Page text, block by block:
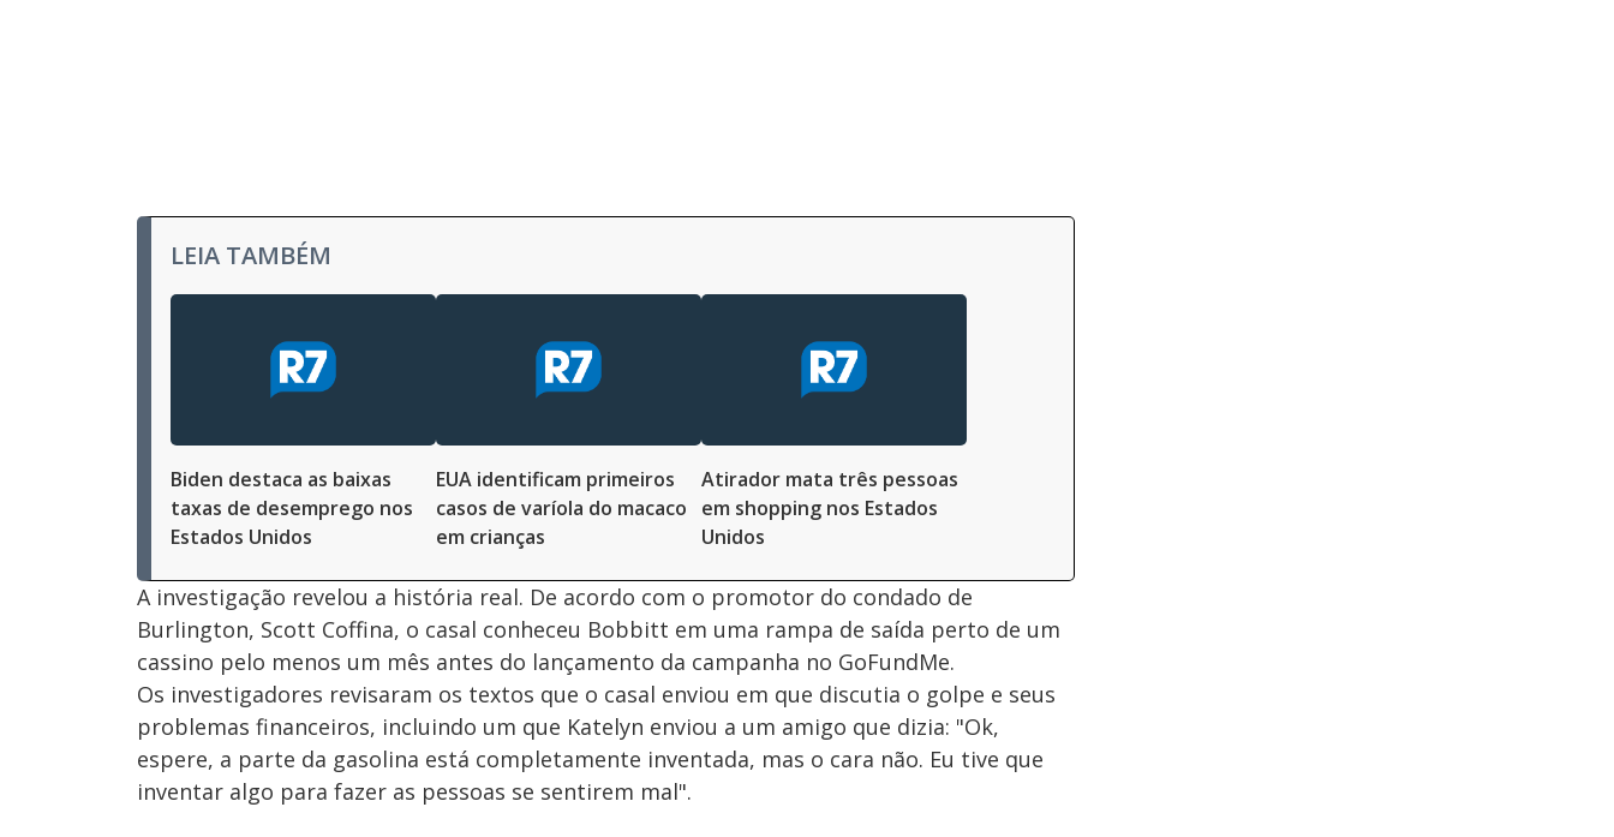
LEIA TAMBÉM
Biden destaca as baixas
taxas de desemprego nos
Estados Unidos
EUA identificam primeiros
casos de varíola do macaco
em crianças
Atirador mata três pessoas
em shopping nos Estados
Unidos
A investigação revelou a história real. De acordo com o promotor do condado de
Burlington, Scott Coffina, o casal conheceu Bobbitt em uma rampa de saída perto de um
cassino pelo menos um mês antes do lançamento da campanha no GoFundMe.
Os investigadores revisaram os textos que o casal enviou em que discutia o golpe e seus
problemas financeiros, incluindo um que Katelyn enviou a um amigo que dizia: "Ok,
espere, a parte da gasolina está completamente inventada, mas o cara não. Eu tive que
inventar algo para fazer as pessoas se sentirem mal".